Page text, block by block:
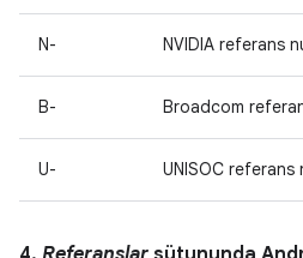
N- NVIDIA referans
B- Broadcom
U- UNISOC referans